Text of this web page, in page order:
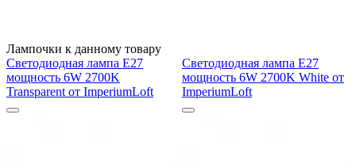
Лампочки к данному товару
Светодиодная лампа E27
мощность 6W 2700K
Transparent от ImperiumLoft
Светодиодная лампа E27
мощность 6W 2700K White от
ImperiumLoft